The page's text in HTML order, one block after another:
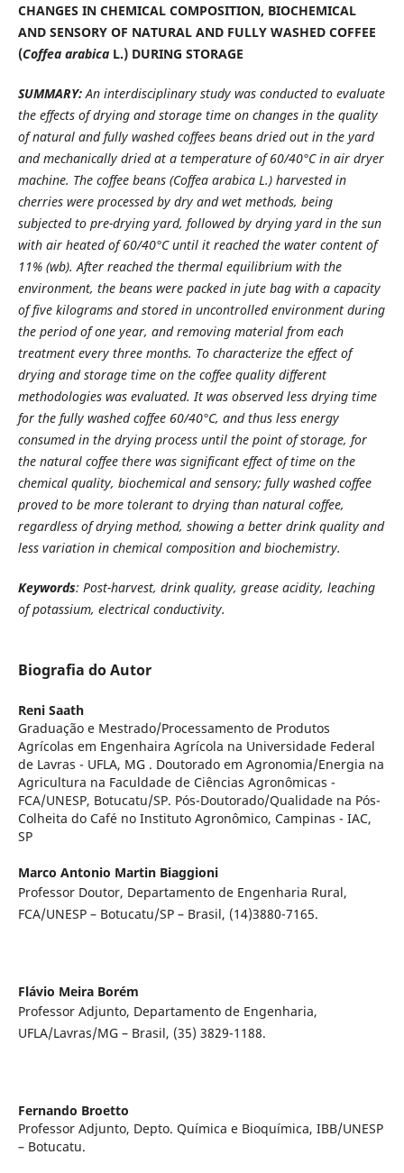
CHANGES IN CHEMICAL COMPOSITION, BIOCHEMICAL
AND SENSORY OF NATURAL AND FULLY WASHED COFFEE
(Coffea arabicaL.) DURING STORAGE
SUMMARY:An interdisciplinary study was conducted to evaluate
the effects of drying and storage time on changes in the quality
of natural and fully washed coffees beans dried out in the yard
and mechanically dried at a temperature of 60/40°C in air dryer
machine. The coffee beans (Coffea arabica L.) harvested in
cherries were processed by dry and wet methods, being
subjected to pre-drying yard, followed by drying yard in the sun
with air heated of 60/40°C until it reached the water content of
11% (wb). After reached the thermal equilibrium with the
environment, the beans were packed in jute bag with a capacity
of five kilograms and stored in uncontrolled environment during
the period of one year, and removing material from each
treatment every three months. To characterize the effect of
drying and storage time on the coffee quality different
methodologies was evaluated. It was observed less drying time
for the fully washed coffee 60/40°C, and thus less energy
consumed in the drying process until the point of storage, for
the natural coffee there was significant effect of time on the
chemical quality, biochemical and sensory; fully washed coffee
proved to be more tolerant to drying than natural coffee,
regardless of drying method, showing a better drink quality and
less variation in chemical composition and biochemistry.
Keywords: Post-harvest, drink quality, grease acidity, leaching
of potassium, electrical conductivity.
Biografia do Autor
Reni Saath
Graduação e Mestrado/Processamento de Produtos
Agrícolas em Engenhaira Agrícola na Universidade Federal
de Lavras - UFLA, MG . Doutorado em Agronomia/Energia na
Agricultura na Faculdade de Ciências Agronômicas -
FCA/UNESP, Botucatu/SP. Pós-Doutorado/Qualidade na Pós-
Colheita do Café no Instituto Agronômico, Campinas - IAC,
SP
Marco Antonio Martin Biaggioni
Professor Doutor, Departamento de Engenharia Rural,
FCA/UNESP – Botucatu/SP – Brasil, (14)3880-7165.
Flávio Meira Borém
Professor Adjunto, Departamento de Engenharia,
UFLA/Lavras/MG – Brasil, (35) 3829-1188.
Fernando Broetto
Professor Adjunto, Depto. Química e Bioquímica, IBB/UNESP
– Botucatu.